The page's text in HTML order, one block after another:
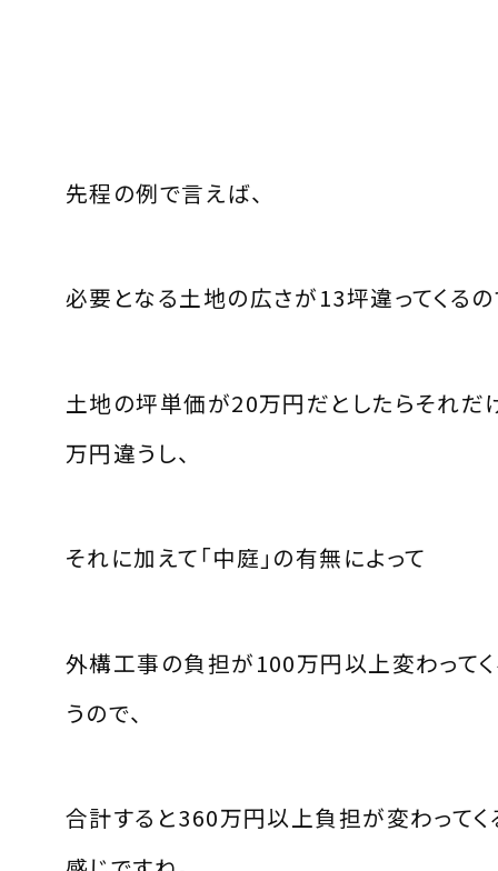
先程の例で言えば、
必要となる土地の広さが13坪違ってくる
土地の坪単価が20万円だとしたらそれだ
万円違うし、
それに加えて「中庭」の有無によって
外構工事の負担が100万円以上変わって
うので、
合計すると360万円以上負担が変わってく